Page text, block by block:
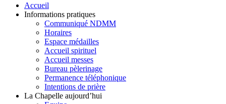
Accueil
Informations pratiques
Communiqué NDMM
Horaires
Espace médailles
Accueil spirituel
Accueil messes
Bureau pèlerinage
Permanence téléphonique
Intentions de prière
La Chapelle aujourd’hui